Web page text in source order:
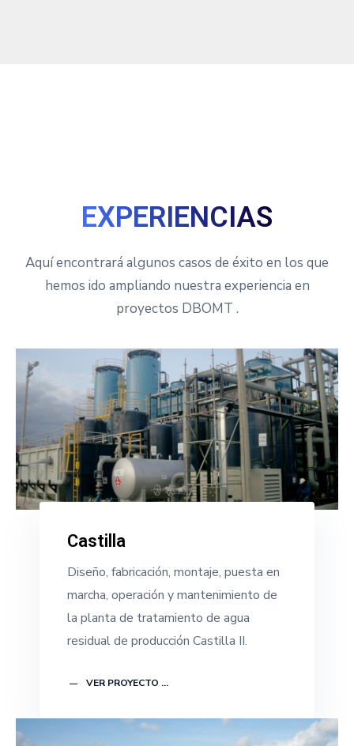
EXPERIENCIAS
Aquí encontrará algunos casos de éxito en los que
hemos ido ampliando nuestra experiencia en
proyectos DBOMT .
Castilla
Diseño, fabricación, montaje, puesta en
marcha, operación y mantenimiento de
la planta de tratamiento de agua
residual de producción Castilla II.
VER PROYECTO ...